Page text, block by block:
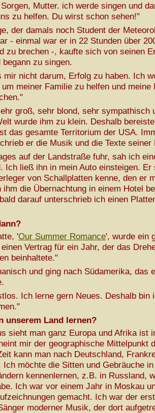
Mutter. ich werde singen und
zu helfen. Du wirst schon sehen!"
der damals noch Student der
- einmal war er in 22 Stunden über
zu brechen -, kaufte sich von seinen
zu singen.
mir nicht darum, Erfolg zu haben. Ich
meiner Familie zu helfen und meine
groß, sehr blond, sehr sympathisch
wurde ihm zu klein. Deshalb
das gesamte Territorium der USA.
er die Musik und die Texte seiner
auf der Landstraße fuhr, sah ich
Ich ließ ihn in mein Auto einsteigen. Er
von Schallplatten kenne, den er
ihm die Übernachtung in einem Hotel
darauf unterschrieb ich einen
'Our Summer Romance', wurde ein
Vertrag für ein Jahr, der das
beinhaltete."
und ging nach Südamerika, das
Ich lerne gern Neues. Deshalb bin
unserem Land lernen?
sieht man ganz Europa und Afrika ist
mir der geographische Mittelpunkt
kann man nach Deutschland,
Ich möchte die Sitten und Gebräuche
kennenlernen, z.B. in Russland,
Ich war vor einem Jahr in Moskau
gemacht. Ich war der
moderner Musik, der dort